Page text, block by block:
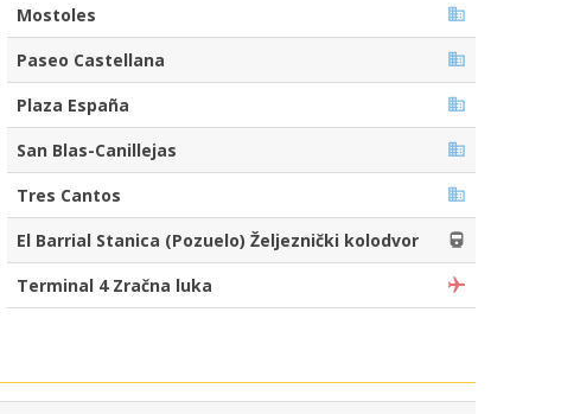
Mostoles
Paseo Castellana
Plaza España
San Blas-Canillejas
Tres Cantos
El Barrial Stanica (Pozuelo) Željeznički kolodvor
Terminal 4 Zračna luka